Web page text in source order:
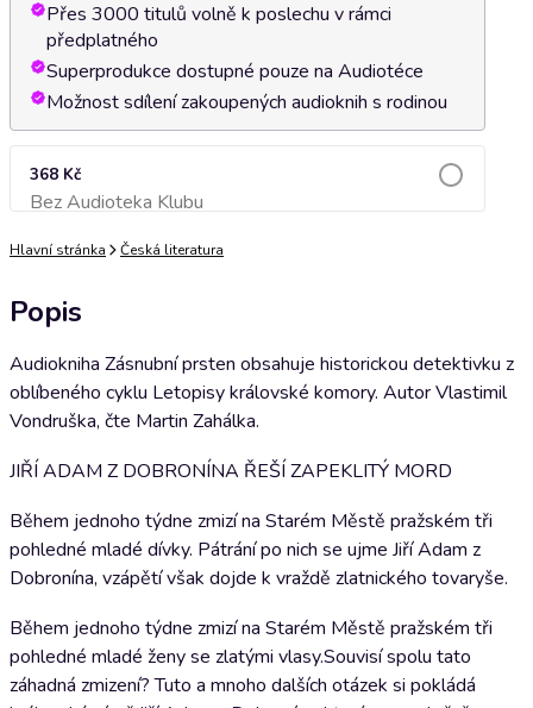
Přes 3000 titulů volně k poslechu v rámci
předplatného
Superprodukce dostupné pouze na Audiotéce
Možnost sdílení zakoupených audioknih s rodinou
368 Kč
Bez Audioteka KlubuPřidat do košíku
Hlavní stránka Česká literatura
Popis
Audiokniha Zásnubní prsten obsahuje historickou detektivku z
oblíbeného cyklu Letopisy královské komory. Autor Vlastimil
Vondruška, čte Martin Zahálka.
JIŘÍ ADAM Z DOBRONÍNA ŘEŠÍ ZAPEKLITÝ MORD
Během jednoho týdne zmizí na Starém Městě pražském tři
pohledné mladé dívky. Pátrání po nich se ujme Jiří Adam z
Dobronína, vzápětí však dojde k vraždě zlatnického tovaryše.
Během jednoho týdne zmizí na Starém Městě pražském tři
pohledné mladé ženy se zlatými vlasy.Souvisí spolu tato
záhadná zmizení? Tuto a mnoho dalších otázek si pokládá